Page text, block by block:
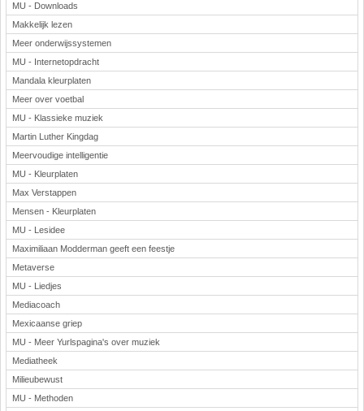
MU - Downloads
Makkelijk lezen
Meer onderwijssystemen
MU - Internetopdracht
Mandala kleurplaten
Meer over voetbal
MU - Klassieke muziek
Martin Luther Kingdag
Meervoudige intelligentie
MU - Kleurplaten
Max Verstappen
Mensen - Kleurplaten
MU - Lesidee
Maximiliaan Modderman geeft een feestje
Metaverse
MU - Liedjes
Mediacoach
Mexicaanse griep
MU - Meer Yurlspagina's over muziek
Mediatheek
Milieubewust
MU - Methoden